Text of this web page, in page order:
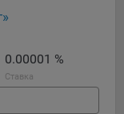
ADFOX) -
Yandex
Switzerland.
рекламы,
Ltd, Gordon
0.00001 %
Ставка